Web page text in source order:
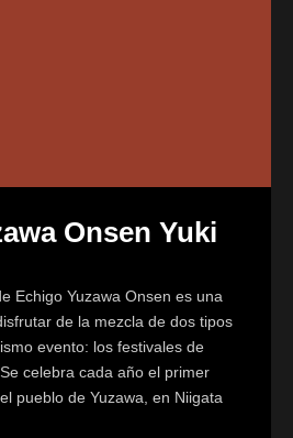
Onsen Yuki
Echigo Yuzawa Onsen es una
de la mezcla de dos tipos
evento: los festivales de
celebra cada año el primer
pueblo de Yuzawa, en Niigata